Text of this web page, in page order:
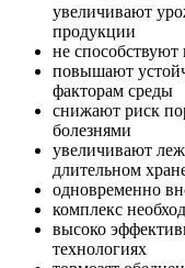
увеличивают
продукции
не
повышают
факторам среды
снижают риск
болезнями
увеличивают
длительном
одновременно
комплекс
высоко
технологиях